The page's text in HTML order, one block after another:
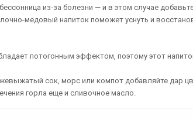
из-за болезни — и в этом случае
медовый напиток поможет уснуть и
потогонным эффектом, поэтому этот
сок, морс или компот добавляйте дар
горла еще и сливочное масло.